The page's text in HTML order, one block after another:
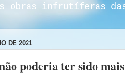
obras infrutíferas
DE 2021
poderia ter sido